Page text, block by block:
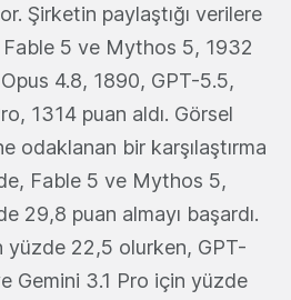
Şirketin paylaştığı verilere
5 ve Mythos 5, 1932
4.8, 1890, GPT-5.5,
1314 puan aldı. Görsel
odaklanan bir karşılaştırma
Fable 5 ve Mythos 5,
29,8 puan almayı başardı.
yüzde 22,5 olurken, GPT-
Gemini 3.1 Pro için yüzde